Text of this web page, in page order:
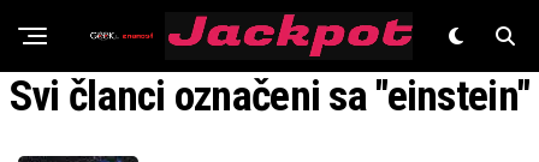
Znanost
Svi članci označeni sa "einstein"